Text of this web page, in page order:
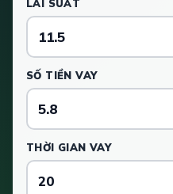
LÃI SUẤT
SỐ TIỀN VAY
THỜI GIAN VAY